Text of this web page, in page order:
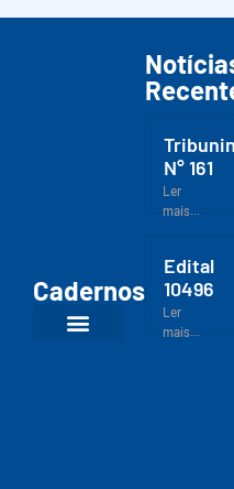
Cadernos
N° 161
Ler
mais...
Edital
10496
Ler
mais...